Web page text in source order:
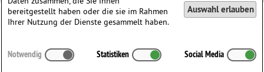
C D I J P
Q
T U Z 0-9
bereitgestellt haben oder die sie im Rahmen
Ihrer Nutzung der Dienste gesammelt haben.
Auswahl erlauben
Notwendig Statistiken Social Media